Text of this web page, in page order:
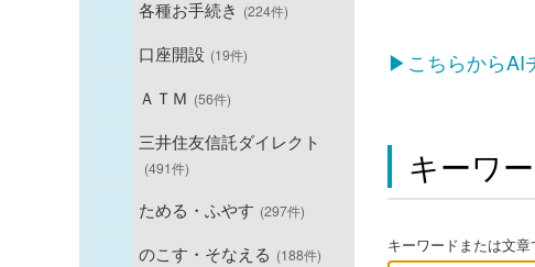
各種お手続き (224件)
口座開設 (19件)
ＡＴＭ (56件)
三井住友信託ダイレクト
(491件)
ためる・ふやす (297件)
のこす・そなえる (188件)
▶こちらからAI
キーワ
キーワードまたは文